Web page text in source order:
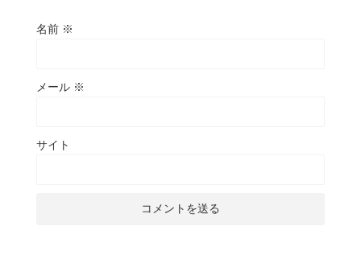
名前 ※
メール ※
サイト